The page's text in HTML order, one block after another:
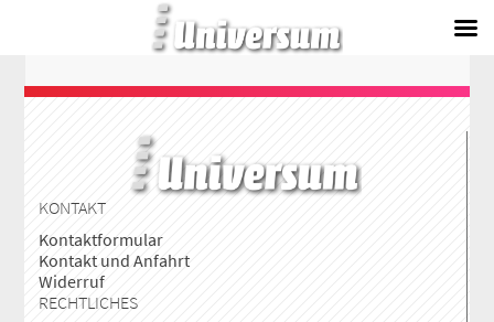
KONTAKT
Kontaktformular
Kontakt und Anfahrt
Widerruf
RECHTLICHES